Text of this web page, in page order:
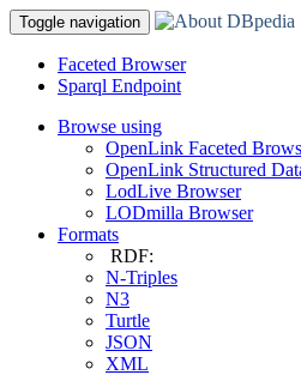
Toggle navigation
Faceted Browser
Sparql Endpoint
Browse using
OpenLink Faceted
OpenLink Structured
LodLive Browser
LODmilla Browser
Formats
RDF:
N-Triples
N3
Turtle
JSON
XML